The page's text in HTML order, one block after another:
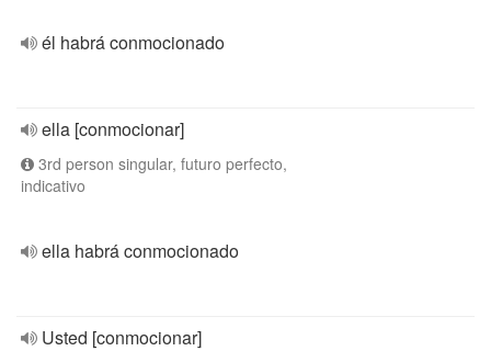
él habrá conmocionado
ella [conmocionar]
3rd person singular, futuro perfecto,
indicativo
ella habrá conmocionado
Usted [conmocionar]